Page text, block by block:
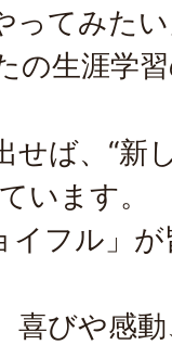
ってみた
の生涯学
せば、“新
います。
イフル」
喜びや感